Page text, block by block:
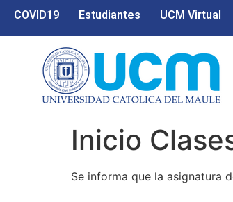
COVID19 Estudiantes UCM Virtual
Inicio
Se informa que la asignatura